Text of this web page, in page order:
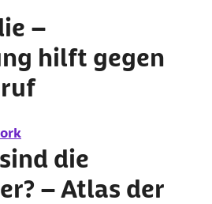
–
hilft gegen
die
– Atlas der